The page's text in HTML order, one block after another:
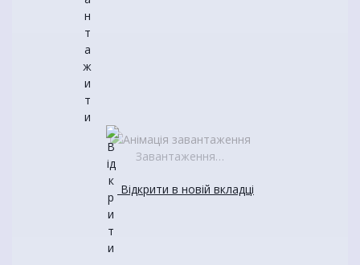
Завантаження…
Відкрити в новій вкладці